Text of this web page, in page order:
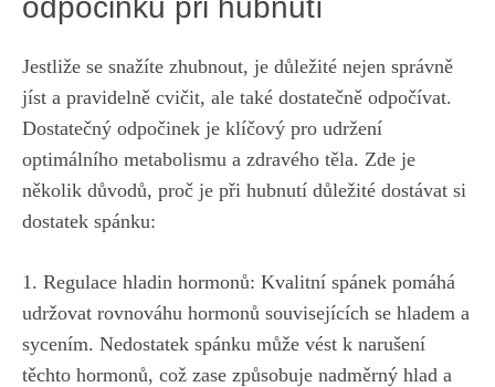
Jestliže se snažíte zhubnout, ⁢je ​důležité nejen správně
jíst a ⁤pravidelně cvičit, ale ⁢také dostatečně ⁤odpočívat.
Dostatečný ‍odpočinek je klíčový pro udržení
optimálního metabolismu a zdravého ⁢těla. Zde je
několik důvodů, proč⁢ je při hubnutí⁤ důležité ⁣dostávat si
dostatek spánku:
1. Regulace hladin⁣ hormonů: Kvalitní spánek pomáhá⁤
udržovat rovnováhu hormonů souvisejících‍ se hladem⁢ a
⁤sycením. Nedostatek‌ spánku může vést‍ k narušení
těchto hormonů,‍ což zase⁢ způsobuje nadměrný hlad a‍